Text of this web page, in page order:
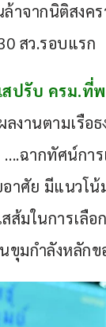
าจากนิติสงค
สว.รอบแรก
ปรับ ครม.ที่
ลงานตามเรือ
….ฉากทัศน์กา
าศัย มีแนวโน้
ส้มในการเลื
ขุมกำลังหลักข